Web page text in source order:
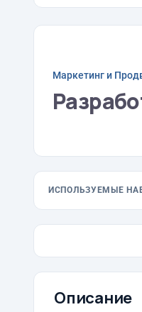
Маркетинг и
ИСПОЛЬЗУЕМЫЕ
Описание